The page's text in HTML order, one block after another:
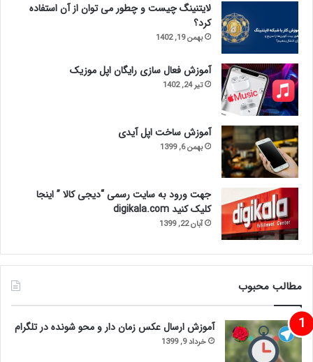
لایتنینگ چیست و چطور می توان از آن استفاده
کرد؟
بهمن 19, 1402
آموزش فعال سازی رایگان اپل موزیک
تیر 24, 1402
آموزش ساخت اپل آیدی
بهمن 6, 1399
جهت ورود به سایت رسمی “دیجی کالا ” اینجا
کلیک کنید digikala.com
آبان 22, 1399
مطالب محبوب
آموزش ارسال عکس زمان دار و محو شونده در تلگرام
خرداد 9, 1399